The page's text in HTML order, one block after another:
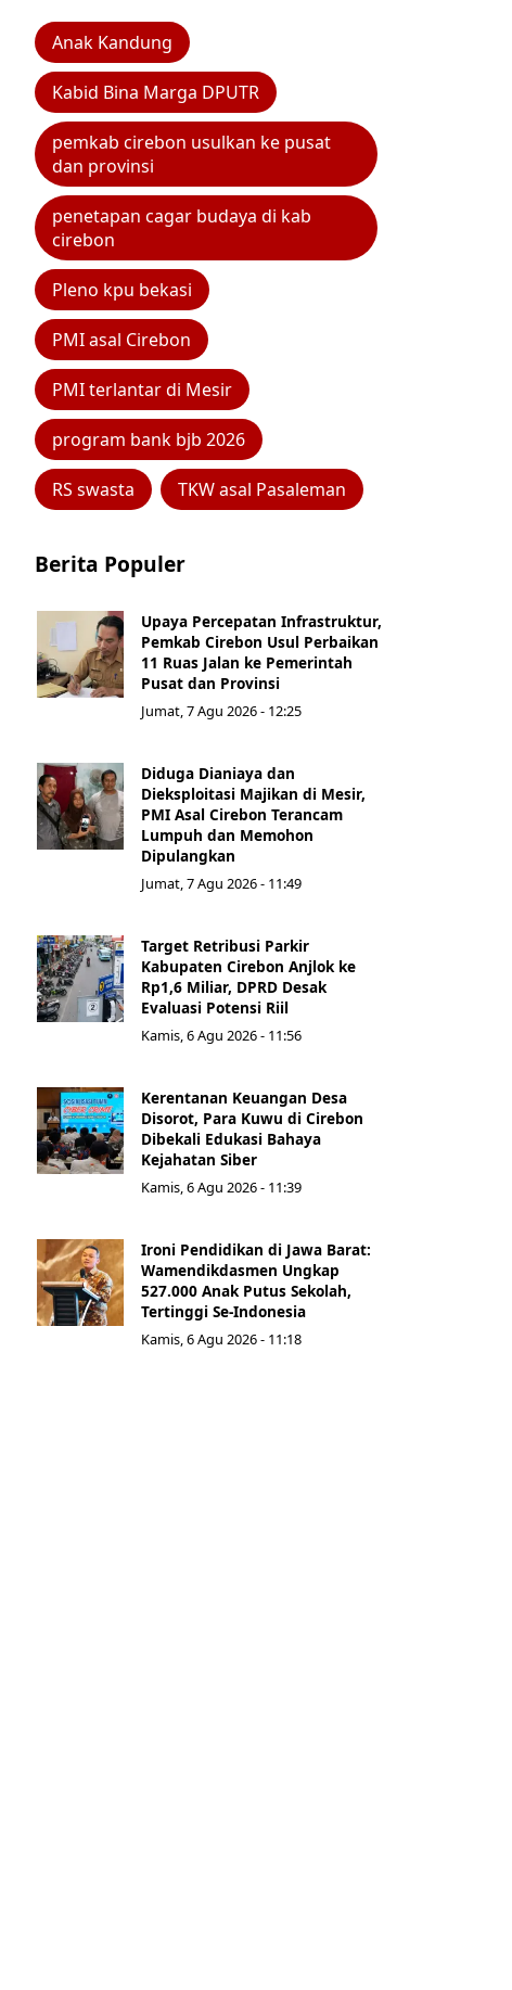
Anak Kandung
Kabid Bina Marga DPUTR
pemkab cirebon usulkan ke pusat
dan provinsi
penetapan cagar budaya di kab
cirebon
Pleno kpu bekasi
PMI asal Cirebon
PMI terlantar di Mesir
program bank bjb 2026
RS swasta TKW asal Pasaleman
Berita Populer
Upaya Percepatan Infrastruktur,
Pemkab Cirebon Usul Perbaikan
11 Ruas Jalan ke Pemerintah
Pusat dan Provinsi
Jumat, 7 Agu 2026 - 12:25
Diduga Dianiaya dan
Dieksploitasi Majikan di Mesir,
PMI Asal Cirebon Terancam
Lumpuh dan Memohon
Dipulangkan
Jumat, 7 Agu 2026 - 11:49
Target Retribusi Parkir
Kabupaten Cirebon Anjlok ke
Rp1,6 Miliar, DPRD Desak
Evaluasi Potensi Riil
Kamis, 6 Agu 2026 - 11:56
Kerentanan Keuangan Desa
Disorot, Para Kuwu di Cirebon
Dibekali Edukasi Bahaya
Kejahatan Siber
Kamis, 6 Agu 2026 - 11:39
Ironi Pendidikan di Jawa Barat:
Wamendikdasmen Ungkap
527.000 Anak Putus Sekolah,
Tertinggi Se-Indonesia
Kamis, 6 Agu 2026 - 11:18